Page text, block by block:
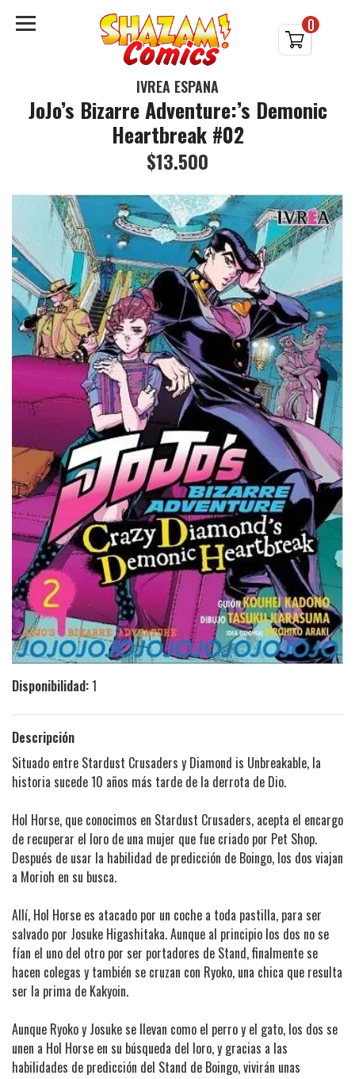
0
IVREA ESPAÑA
JoJo’s Bizarre Adventure:’s Demonic
Heartbreak #02
$13.500
Disponibilidad:1
Descripción
Situado entre Stardust Crusaders y Diamond is Unbreakable, la
historia sucede 10 años más tarde de la derrota de Dio.
Hol Horse, que conocimos en Stardust Crusaders, acepta el encargo
de recuperar el loro de una mujer que fue criado por Pet Shop.
Después de usar la habilidad de predicción de Boingo, los dos viajan
a Morioh en su busca.
Allí, Hol Horse es atacado por un coche a toda pastilla, para ser
salvado por Josuke Higashitaka. Aunque al principio los dos no se
fían el uno del otro por ser portadores de Stand, finalmente se
hacen colegas y también se cruzan con Ryoko, una chica que resulta
ser la prima de Kakyoin.
Aunque Ryoko y Josuke se llevan como el perro y el gato, los dos se
unen a Hol Horse en su búsqueda del loro, y gracias a las
habilidades de predicción del Stand de Boingo, vivirán unas